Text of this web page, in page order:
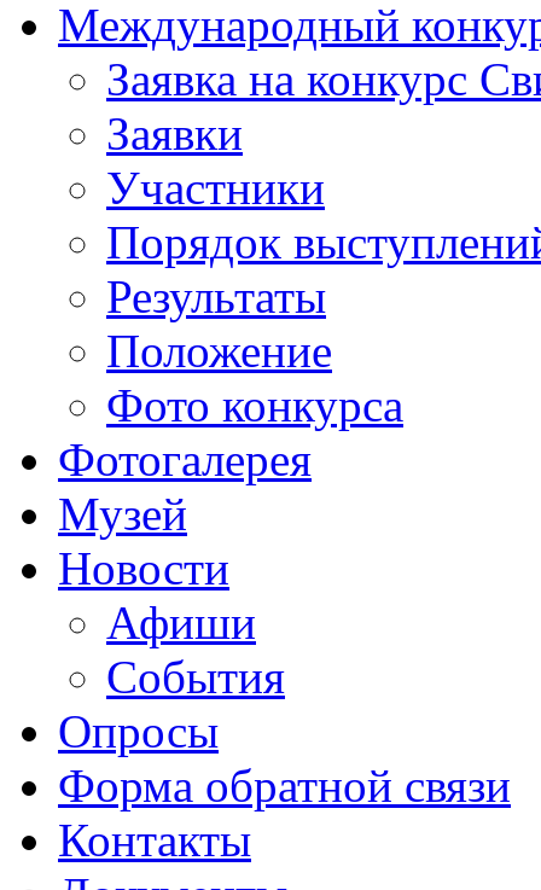
Международный
Заявка на конкурс
Заявки
Участники
Порядок
Результаты
Положение
Фото конкурса
Фотогалерея
Музей
Новости
Афиши
События
Опросы
Форма обратной связи
Контакты